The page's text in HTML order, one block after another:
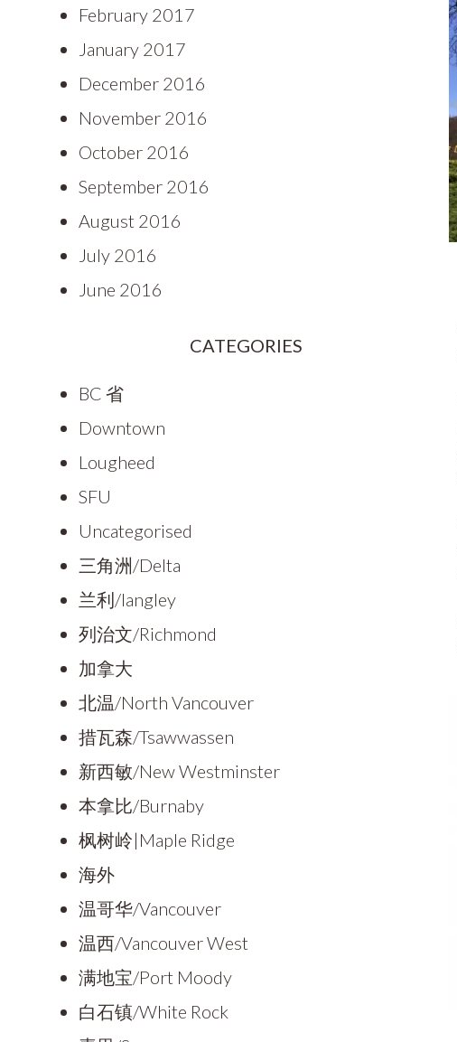
February 2017
January 2017
December 2016
November 2016
October 2016
September 2016
August 2016
July 2016
June 2016
CATEGORIES
BC 省
Downtown
Lougheed
SFU
Uncategorised
三角洲/Delta
兰利/langley
列治文/Richmond
加拿大
北温/North Vancouver
措瓦森/Tsawwassen
新西敏/New Westminster
本拿比/Burnaby
枫树岭|Maple Ridge
海外
温哥华/Vancouver
温西/Vancouver West
满地宝/Port Moody
白石镇/White Rock